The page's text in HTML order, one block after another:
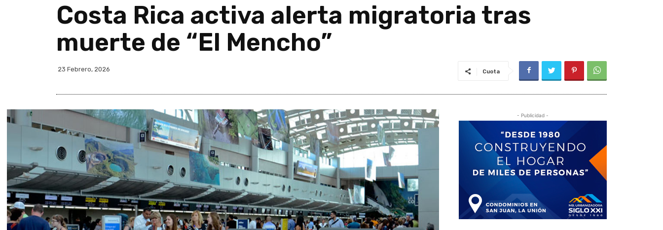
Costa Rica activa alerta migratoria tras
muerte de “El Mencho”
23 Febrero, 2026 Cuota
- Publicidad -